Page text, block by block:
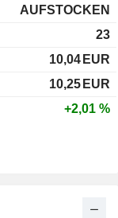
AUFSTOCKEN
23
10,04 EUR
10,25 EUR
+2,01 %